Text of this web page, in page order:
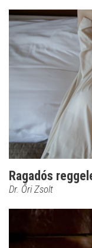
Ragadós
Dr. Őri Zsolt